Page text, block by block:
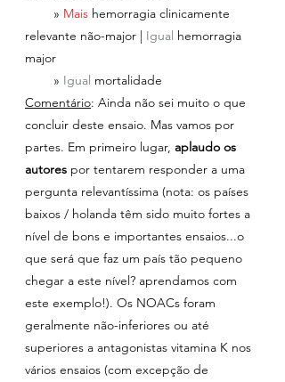
        »
Mais hemorragia clinicamente
relevante não-major | Igual hemorragia
major
        »
Igual mortalidade
Comentário: Ainda não sei muito o que
concluir deste ensaio. Mas vamos por
partes. Em primeiro lugar, aplaudo os
autores por tentarem responder a uma
pergunta relevantíssima (nota: os países
baixos / holanda têm sido muito fortes a
nível de bons e importantes ensaios...o
que será que faz um país tão pequeno
chegar a este nível? aprendamos com
este exemplo!). Os NOACs foram
geralmente não-inferiores ou até
superiores a antagonistas vitamina K nos
vários ensaios (com excepção de